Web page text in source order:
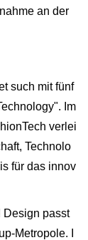
an der
such mit fünf
Im
verlei
Technolo
für das innov
Design passt
Metropole. I